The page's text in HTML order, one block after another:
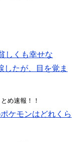
しくも幸せな
したが、目を覚ま
め速報！！
ケモンはどれくら